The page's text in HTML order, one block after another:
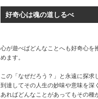
好奇心は魂の道しるべ
心が遊べばどんなことへも好奇心を
めます。
この「なぜだろう？」と永遠に探求
到達してその人生の妙味や意味を深
あればどんなことがあってもその種